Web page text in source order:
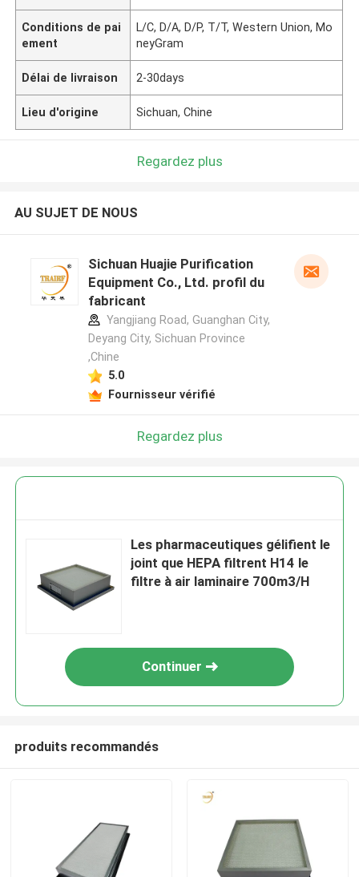
Conditions de pai
ement
L/C, D/A, D/P, T/T, Western Union, Mo
neyGram
Délai de livraison 2-30days
Lieu d'origine Sichuan, Chine
Regardez plus
AU SUJET DE NOUS
Sichuan Huajie Purification
Equipment Co., Ltd. profil du
fabricant
Yangjiang Road, Guanghan City,
Deyang City, Sichuan Province
,Chine
5.0
Fournisseur vérifié
Regardez plus
Les pharmaceutiques gélifient le
joint que HEPA filtrent H14 le
filtre à air laminaire 700m3/H
Continuer
produits recommandés